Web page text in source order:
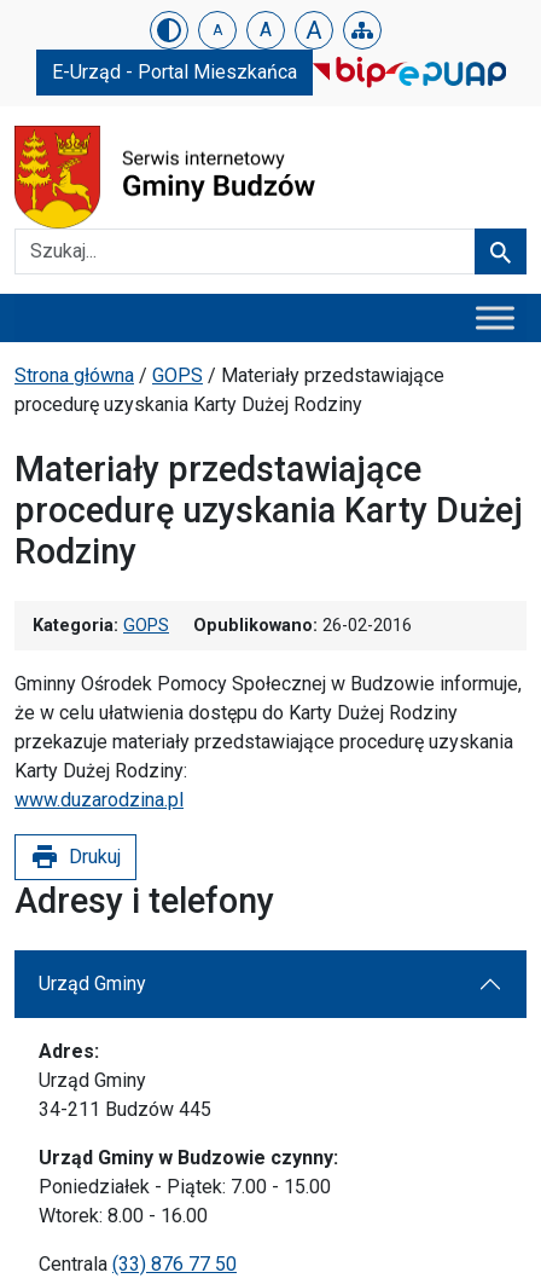
Urząd Gminy w Budzowie
Skip menu A A A
E-Urząd - Portal Mieszkańca
Szukaj
Ścieżka powrotu
Strona główna / GOPS / Materiały przedstawiające
procedurę uzyskania Karty Dużej Rodziny
Materiały przedstawiające
procedurę uzyskania Karty Dużej
Rodziny
Kategoria: GOPS Opublikowano: 26-02-2016
Gminny Ośrodek Pomocy Społecznej w Budzowie informuje,
że w celu ułatwienia dostępu do Karty Dużej Rodziny
przekazuje materiały przedstawiające procedurę uzyskania
Karty Dużej Rodziny:
www.duzarodzina.pl
print Drukuj
Adresy i telefony
Urząd Gminy
Adres:
Urząd Gminy
34-211 Budzów 445
Urząd Gminy w Budzowie czynny:
Poniedziałek - Piątek: 7.00 - 15.00
Wtorek: 8.00 - 16.00
Centrala (33) 876 77 50